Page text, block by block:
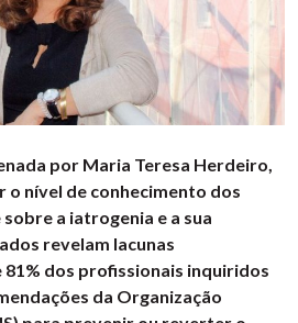
por Maria Teresa Herdeiro,
o nível de conhecimento dos
a iatrogenia e a sua
revelam lacunas
81% dos profissionais inquiridos
da Organização